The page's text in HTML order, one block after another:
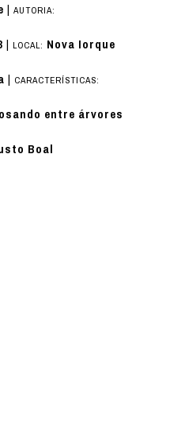
| AUTORIA:
| LOCAL: Nova Iorque
| CARACTERÍSTICAS:
entre árvores
Boal